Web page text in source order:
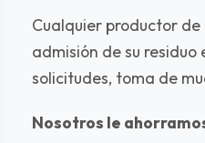
Cualquier productor
admisión de su
solicitudes, toma de
Nosotros le